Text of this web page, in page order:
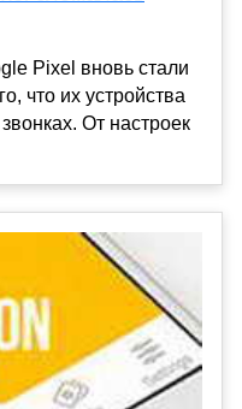
Pixel вновь стали
что их устройства
От настроек